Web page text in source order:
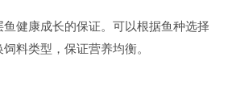
健康成长的保证。可以根据鱼种选择
料类型，保证营养均衡。